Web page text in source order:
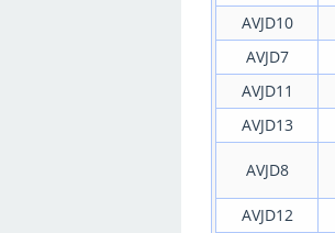
AVJD10
AVJD7
AVJD11
AVJD13
AVJD8
AVJD12